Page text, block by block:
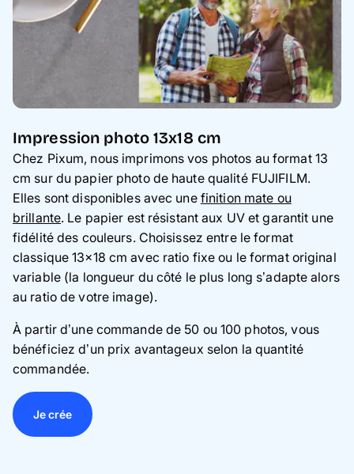
Impression photo 13x18 cm
Chez Pixum, nous imprimons vos photos au format 13
cm sur du papier photo de haute qualité FUJIFILM.
Elles sont disponibles avec une finition mate ou
brillante. Le papier est résistant aux UV et garantit une
fidélité des couleurs. Choisissez entre le format
classique 13×18 cm avec ratio fixe ou le format original
variable (la longueur du côté le plus long s’adapte alors
au ratio de votre image).
À partir d’une commande de 50 ou 100 photos, vous
bénéficiez d’un prix avantageux selon la quantité
commandée.
Je crée